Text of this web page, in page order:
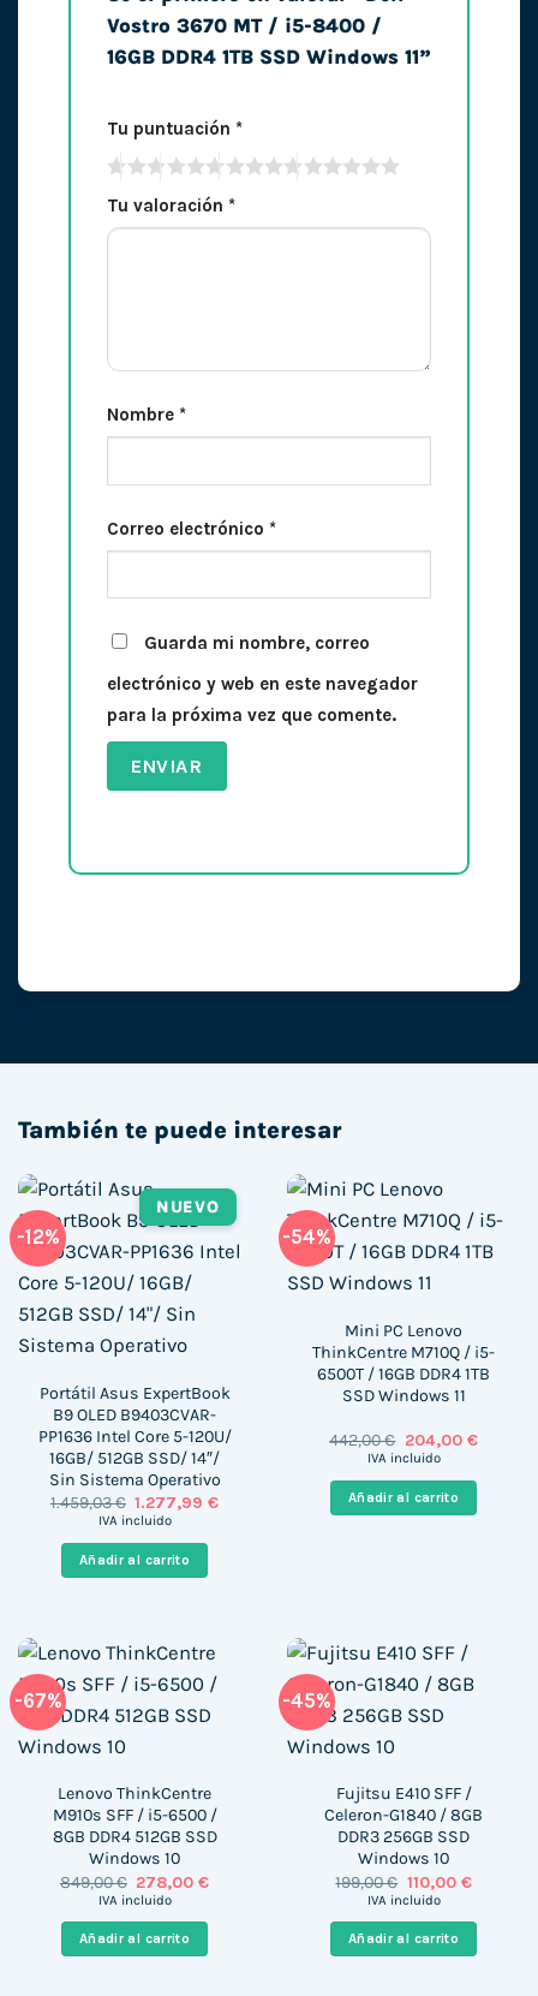
Vostro 3670 MT / i5-8400 /
16GB DDR4 1TB SSD Windows 11”
Tu puntuación *
Tu valoración *
Nombre *
Correo electrónico *
Guarda mi nombre, correo
electrónico y web en este navegador
para la próxima vez que comente.
También te puede interesar
-12%
NUEVO
Portátil Asus ExpertBook
B9 OLED B9403CVAR-
PP1636 Intel Core 5-120U/
16GB/ 512GB SSD/ 14″/
Sin Sistema Operativo
1.459,03€ El
precio
era:
1.459,03 €.
1.277,99€El
IVA incluido
Añadir al carrito
-54%
Mini PC Lenovo
ThinkCentre M710Q / i5-
6500T / 16GB DDR4 1TB
SSD Windows 11
442,00€ El
precio
era:
442,00 €.
204,00 €El
es:
IVA incluido
Añadir al carrito
-67%
Lenovo ThinkCentre
M910s SFF / i5-6500 /
8GB DDR4 512GB SSD
Windows 10
849,00€ El
precio
era:
849,00 €.
278,00€El
IVA incluido
Añadir al carrito
-45%
Fujitsu E410 SFF /
Celeron-G1840 / 8GB
DDR3 256GB SSD
Windows 10
199,00€ El
precio
era:
199,00 €.
110,00 €El
es:
110,00 €.
IVA incluido
Añadir al carrito